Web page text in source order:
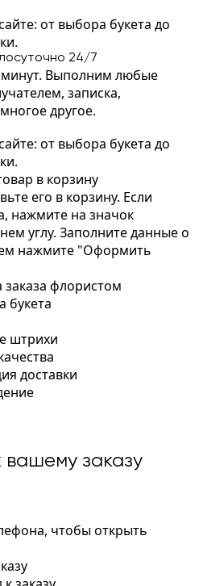
от выбора букета до
24/7
минут. Выполним любые
записка,
другое.
от выбора букета до
в корзину
его в корзину. Если
нажмите на значок
углу. Заполните данные о
нажмите "Оформить
флористом
букета
штрихи
доставки
заказу
чтобы открыть